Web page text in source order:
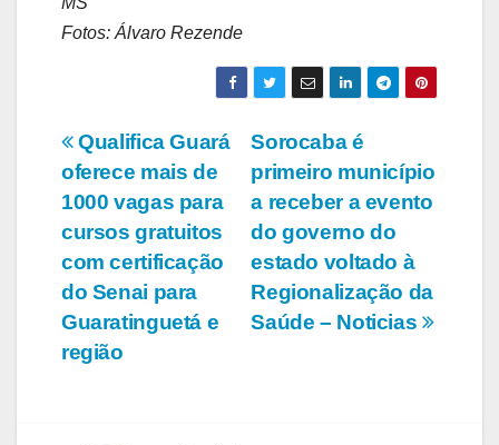
Fotos: Álvaro Rezende
Navegação
de
Post
Sorocaba é
primeiro município
a receber a evento
do governo do
estado voltado à
Regionalização da
Saúde – Noticias
Qualifica Guará
oferece mais de
1000 vagas para
cursos gratuitos
com certificação
do Senai para
Guaratinguetá e
região